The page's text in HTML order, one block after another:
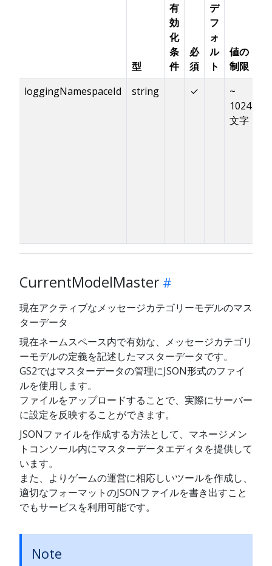
型
有
効
化
条
件
必
須
デ
フ
ォ
ル
ト
値の
制限
loggingNamespaceId
string ✓
~
1024
文字
CurrentModelMaster
現在アクティブなメッセージカテゴリーモデルのマス
ターデータ
現在ネームスペース内で有効な、メッセージカテゴリ
ーモデルの定義を記述したマスターデータです。
GS2ではマスターデータの管理にJSON形式のファイ
ルを使用します。
ファイルをアップロードすることで、実際にサーバー
に設定を反映することができます。
JSONファイルを作成する方法として、マネージメン
トコンソール内にマスターデータエディタを提供して
います。
また、よりゲームの運営に相応しいツールを作成し、
適切なフォーマットのJSONファイルを書き出すこと
でもサービスを利用可能です。
Note